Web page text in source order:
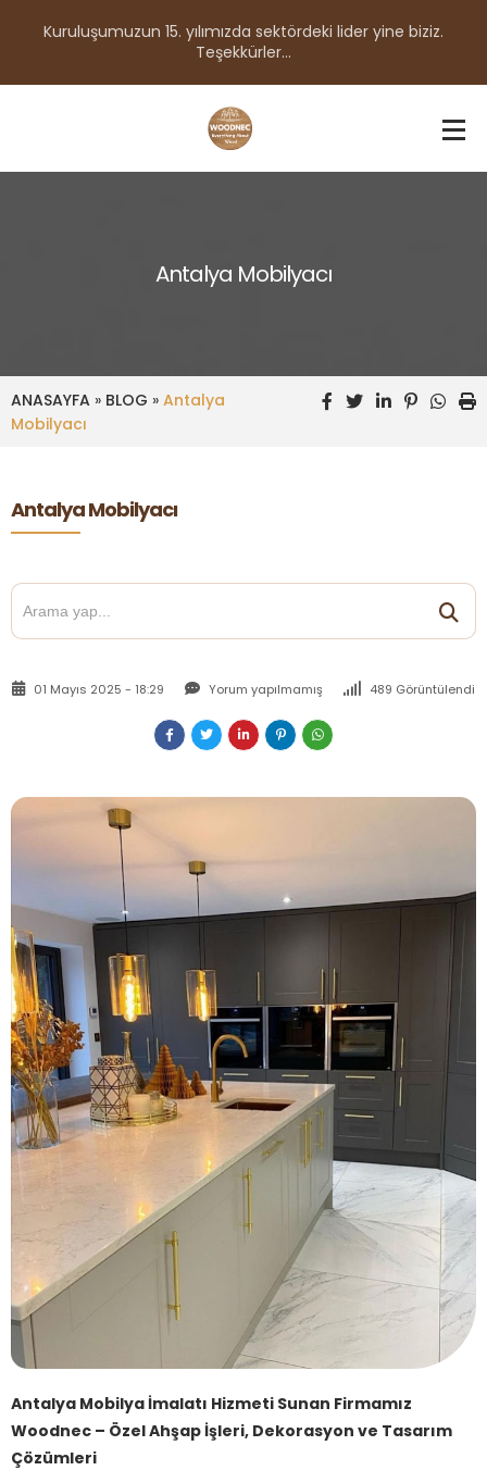
Kuruluşumuzun 15. yılımızda sektördeki lider yine biziz.
Teşekkürler...
Antalya Mobilyacı
ANASAYFA » BLOG » Antalya
Mobilyacı
Antalya Mobilyacı
01 Mayıs 2025 - 18:29 Yorum yapılmamış 489 Görüntülendi
Antalya Mobilya İmalatı Hizmeti Sunan Firmamız
Woodnec – Özel Ahşap İşleri, Dekorasyon ve Tasarım
Çözümleri